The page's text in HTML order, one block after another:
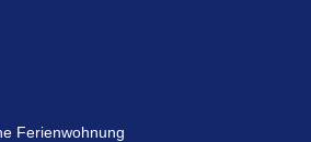
Ferienwohnung